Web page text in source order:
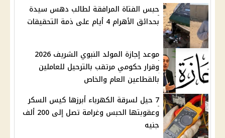
حبس الفتاة المرافقة لطالب دهس سيدة
بحدائق الأهرام 4 أيام على ذمة التحقيقات
موعد إجازة المولد النبوي الشريف 2026
وقرار حكومي مرتقب بالترحيل للعاملين
بالقطاعين العام والخاص
7 حيل لسرقة الكهرباء أبرزها كيس السكر
وعقوبتها الحبس وغرامة تصل إلى 200 ألف
جنيه